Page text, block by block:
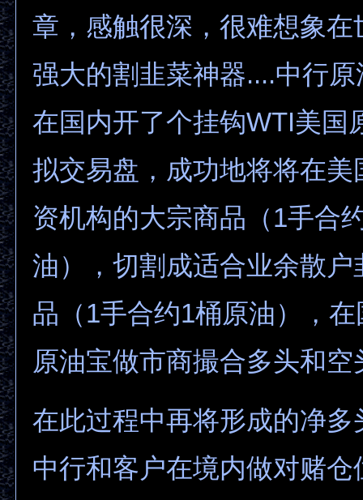
章，感触很深，很难想象在
强大的割韭菜神器....中行
在国内开了个挂钩WTI美国
拟交易盘，成功地将将在美
资机构的大宗商品（1手合
油），切割成适合业余散户
品（1手合约1桶原油），
原油宝做市商撮合多头和
在此过程中再将形成的净多
中行和客户在境内做对赌仓